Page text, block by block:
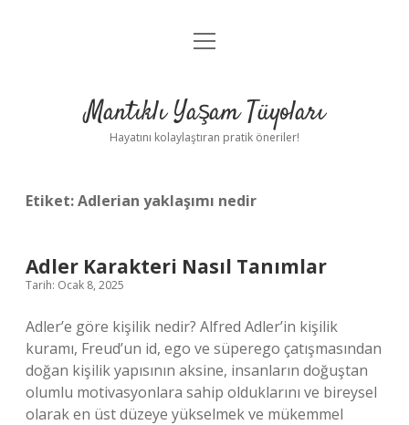
Anasayfa
Yasal Uyarı
menüyü
Mantıklı Yaşam Tüyoları
Hayatını kolaylaştıran pratik öneriler!
Etiket:Adlerian yaklaşımı nedir
Adler Karakteri Nasıl Tanımlar
Tarih: Ocak 8, 2025
Adler’e göre kişilik nedir? Alfred Adler’in kişilik
kuramı, Freud’un id, ego ve süperego çatışmasından
doğan kişilik yapısının aksine, insanların doğuştan
olumlu motivasyonlara sahip olduklarını ve bireysel
olarak en üst düzeye yükselmek ve mükemmel